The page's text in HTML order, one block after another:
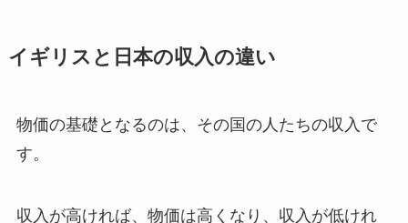
イギリスと日本の収入の違い
物価の基礎となるのは、その国の人たちの収入で
す。
収入が高ければ、物価は高くなり、収入が低けれ